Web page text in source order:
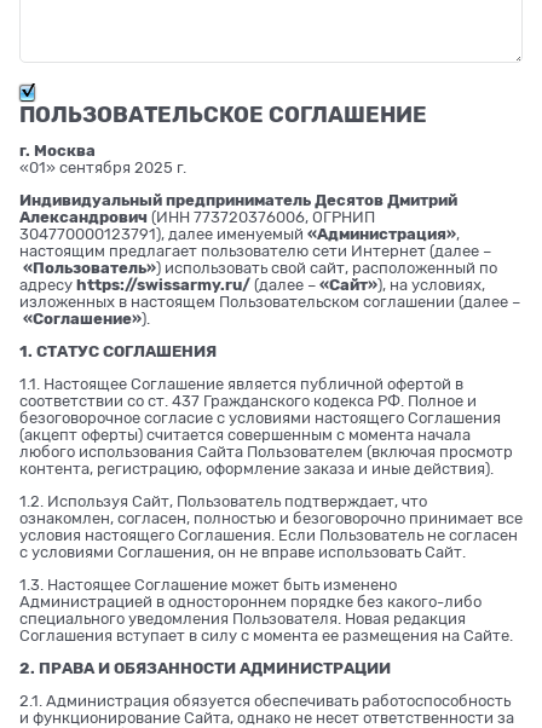
ПОЛЬЗОВАТЕЛЬСКОЕ СОГЛАШЕНИЕ
г. Москва
«01» сентября 2025 г.
Индивидуальный предприниматель Десятов Дмитрий
Александрович (ИНН 773720376006, ОГРНИП
304770000123791), далее именуемый «Администрация»,
настоящим предлагает пользователю сети Интернет (далее –
«Пользователь») использовать свой сайт, расположенный по
адресу https://swissarmy.ru/ (далее – «Сайт»), на условиях,
изложенных в настоящем Пользовательском соглашении (далее –
«Соглашение»).
1. СТАТУС СОГЛАШЕНИЯ
1.1. Настоящее Соглашение является публичной офертой в
соответствии со ст. 437 Гражданского кодекса РФ. Полное и
безоговорочное согласие с условиями настоящего Соглашения
(акцепт оферты) считается совершенным с момента начала
любого использования Сайта Пользователем (включая просмотр
контента, регистрацию, оформление заказа и иные действия).
1.2. Используя Сайт, Пользователь подтверждает, что
ознакомлен, согласен, полностью и безоговорочно принимает все
условия настоящего Соглашения. Если Пользователь не согласен
с условиями Соглашения, он не вправе использовать Сайт.
1.3. Настоящее Соглашение может быть изменено
Администрацией в одностороннем порядке без какого-либо
специального уведомления Пользователя. Новая редакция
Соглашения вступает в силу с момента ее размещения на Сайте.
2. ПРАВА И ОБЯЗАННОСТИ АДМИНИСТРАЦИИ
2.1. Администрация обязуется обеспечивать работоспособность
и функционирование Сайта, однако не несет ответственности за